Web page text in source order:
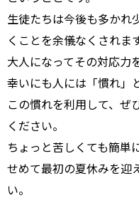
生徒たちは今後も多かれ
くことを余儀なくされます
大人になってその対応力
幸いにも人には「慣れ」
この慣れを利用して、ぜ
ください。
ちょっと苦しくても簡単
せめて最初の夏休みを迎
い。